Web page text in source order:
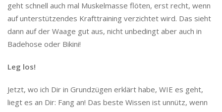
geht schnell auch mal Muskelmasse flöten, erst recht, wenn
auf unterstützendes Krafttraining verzichtet wird. Das sieht
dann auf der Waage gut aus, nicht unbedingt aber auch in
Badehose oder Bikini!
Leg los!
Jetzt, wo ich Dir in Grundzügen erklärt habe, WIE es geht,
liegt es an Dir: Fang an! Das beste Wissen ist unnütz, wenn